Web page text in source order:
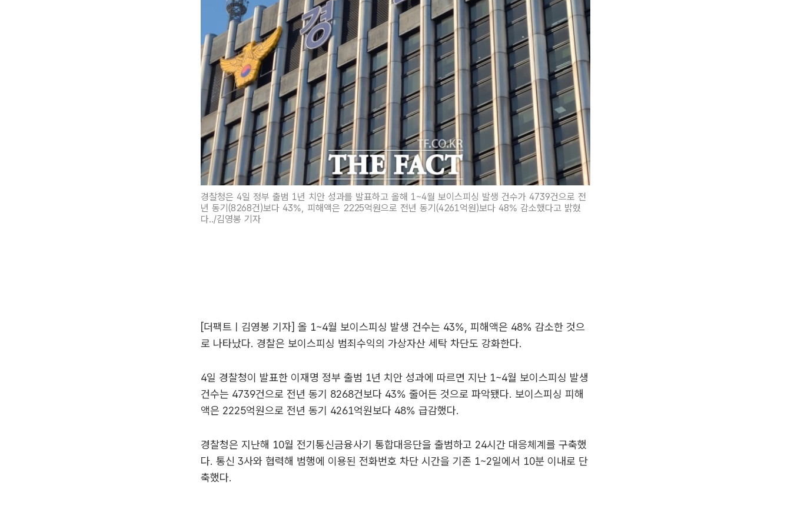
경찰청은 4일 정부 출범 1년 치안 성과를 발표하고 올해 1~4월 보이스피싱 발생 건수가 4739건으로 전
년 동기(8268건)보다 43%, 피해액은 2225억원으로 전년 동기(4261억원)보다 48% 감소했다고 밝혔
다../김영봉 기자
[더팩트ㅣ김영봉 기자] 올 1~4월 보이스피싱 발생 건수는 43%, 피해액은 48% 감소한 것으
로 나타났다. 경찰은 보이스피싱 범죄수익의 가상자산 세탁 차단도 강화한다.
4일 경찰청이 발표한 이재명 정부 출범 1년 치안 성과에 따르면 지난 1~4월 보이스피싱 발생
건수는 4739건으로 전년 동기 8268건보다 43% 줄어든 것으로 파악됐다. 보이스피싱 피해
액은 2225억원으로 전년 동기 4261억원보다 48% 급감했다.
경찰청은 지난해 10월 전기통신금융사기 통합대응단을 출범하고 24시간 대응체계를 구축했
다. 통신 3사와 협력해 범행에 이용된 전화번호 차단 시간을 기존 1~2일에서 10분 이내로 단
축했다.